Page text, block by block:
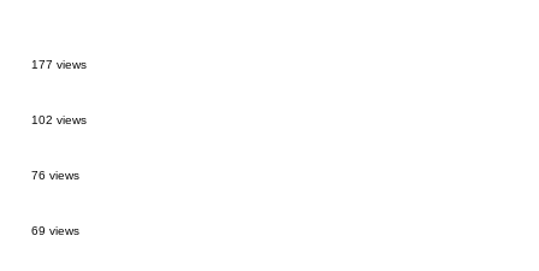
177 views
102 views
76 views
69 views